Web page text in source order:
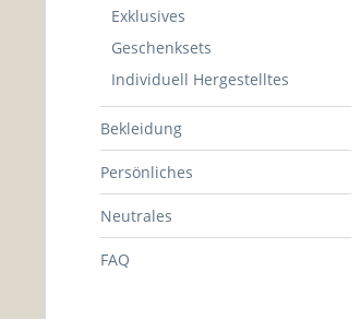
Exklusives
Geschenksets
Individuell Hergestelltes
Bekleidung
Persönliches
Neutrales
FAQ